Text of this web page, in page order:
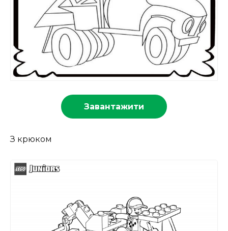
Завантажити
З крюком